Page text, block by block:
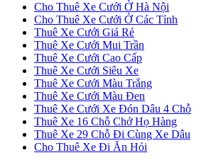
Cho Thuê Xe Cưới Ở Hà Nội
Cho Thuê Xe Cưới Ở Các Tỉnh
Thuê Xe Cưới Giá Rẻ
Thuê Xe Cưới Mui Trần
Thuê Xe Cưới Cao Cấp
Thuê Xe Cưới Siêu Xe
Thuê Xe Cưới Màu Trắng
Thuê Xe Cưới Màu Đen
Thuê Xe Cưới Xe Đón Dâu 4 Chỗ
Thuê Xe 16 Chỗ Chở Họ Hàng
Thuê Xe 29 Chỗ Đi Cùng Xe Dâu
Cho Thuê Xe Đi Ăn Hỏi